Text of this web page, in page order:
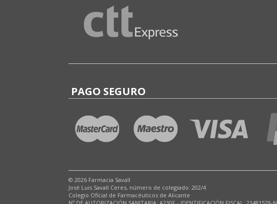
PAGO SEGURO
© 2026 Farmacia Savall
José Luis Savall Ceres, número de colegiado: 202/4
Colegio Oficial de Farmacéuticos de Alicante